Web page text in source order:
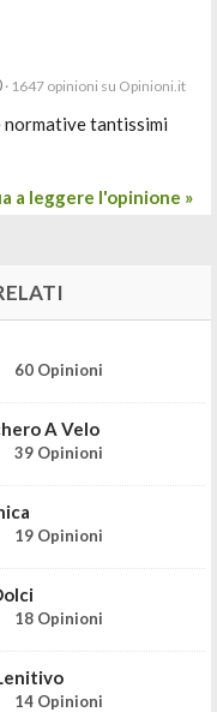
· 1647 opinioni su Opinioni.it
normative tantissimi
a leggere l'opinione »
60 Opinioni
A Velo
39 Opinioni
19 Opinioni
18 Opinioni
14 Opinioni